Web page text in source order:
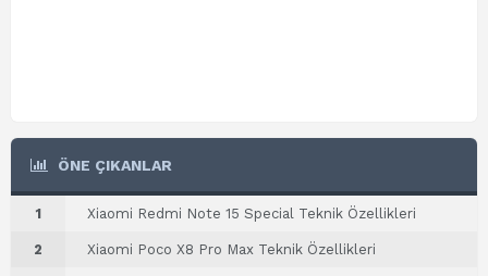
ÖNE ÇIKANLAR
1 Xiaomi Redmi Note 15 Special Teknik Özellikleri
2 Xiaomi Poco X8 Pro Max Teknik Özellikleri